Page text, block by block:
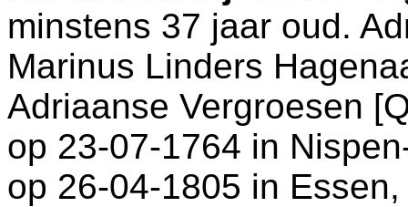
minstens 37 jaar oud.
Marinus Linders
Adriaanse Vergroesen
op 23-07-1764 in
op 26-04-1805 in Essen